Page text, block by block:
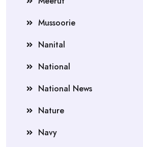
Mussoorie
Nanital
National
National News
Nature
Navy